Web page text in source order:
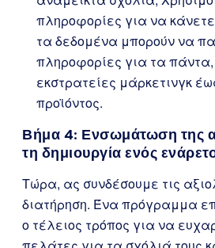
πληροφορίες για να
τα δεδομένα μπορούν να
πληροφορίες για τα πάντα,
εκστρατείες μάρκετινγκ
προϊόντος.
Βήμα 4: Ενσωμάτωση της
τη δημιουργία ενός
Τώρα, ας συνδέσουμε τις
διατήρηση. Ένα πρόγραμμα
ο τέλειος τρόπος για να